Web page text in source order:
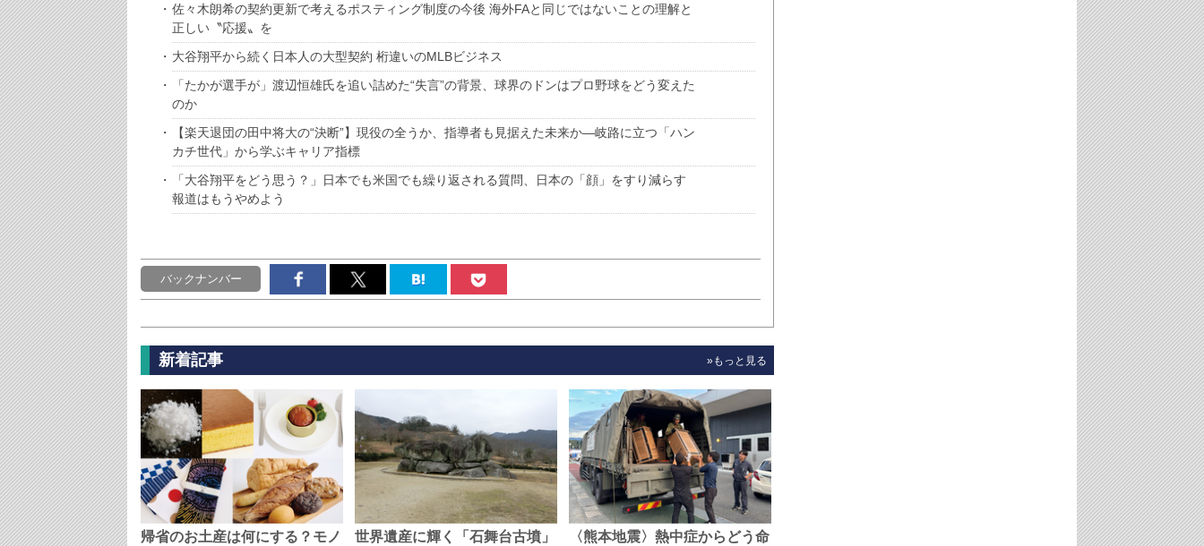
佐々木朗希の契約更新で考えるポスティング制度の今後 海外FAと同じではないことの理解と
正しい〝応援〟を
大谷翔平から続く日本人の大型契約 桁違いのMLBビジネス
「たかが選手が」渡辺恒雄氏を追い詰めた“失言”の背景、球界のドンはプロ野球をどう変えた
のか
【楽天退団の田中将大の“決断”】現役の全うか、指導者も見据えた未来か―岐路に立つ「ハン
カチ世代」から学ぶキャリア指標
「大谷翔平をどう思う？」日本でも米国でも繰り返される質問、日本の「顔」をすり減らす
報道はもうやめよう
バックナンバー
新着記事 »もっと見る
帰省のお土産は何にする？モノ
世界遺産に輝く「石舞台古墳」
〈熊本地震〉熱中症からどう命